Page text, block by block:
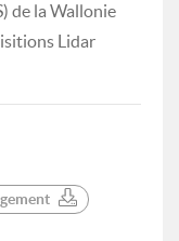
de la Wallonie
Lidar